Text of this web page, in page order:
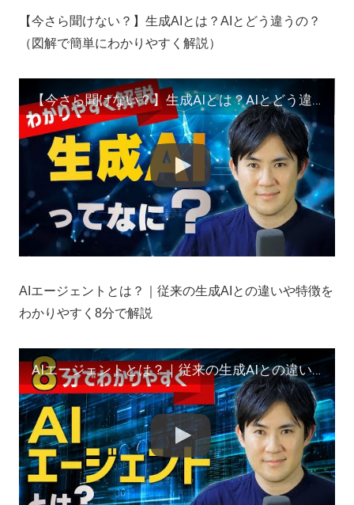
【今さら聞けない？】生成AIとは？AIとどう違うの？
（図解で簡単にわかりやすく解説）
【今さら聞けない？】生成AIとは？AIとどう違うの？（図解で簡単にわかりやすく解説）
AIエージェントとは？｜従来の生成AIとの違いや特徴を
わかりやすく8分で解説
AIエージェントとは？｜従来の生成AIとの違いや特徴をわかりやすく8分で解説